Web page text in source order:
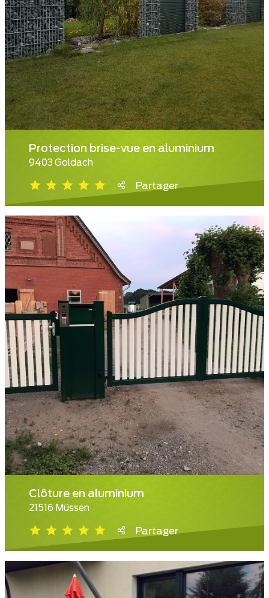
Protection brise-vue en aluminium
9403 Goldach
Partager
Clôture en aluminium
21516 Müssen
Partager